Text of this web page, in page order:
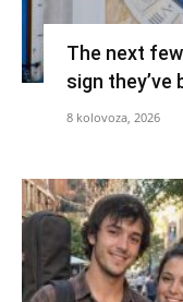
The next
sign they’ve
8 kolovoza, 2026